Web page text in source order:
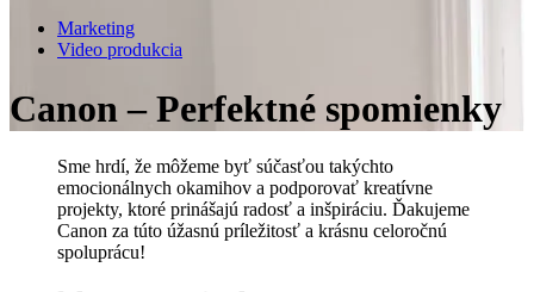
Marketing
Video produkcia
Canon – Perfektné spomienky
Sme hrdí, že môžeme byť súčasťou takýchto
emocionálnych okamihov a podporovať kreatívne
projekty, ktoré prinášajú radosť a inšpiráciu. Ďakujeme
Canon za túto úžasnú príležitosť a krásnu celoročnú
spoluprácu!